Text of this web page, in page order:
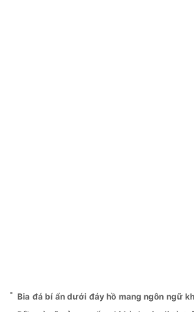
Bia đá bí ẩn dưới đáy hồ mang ngôn ngữ